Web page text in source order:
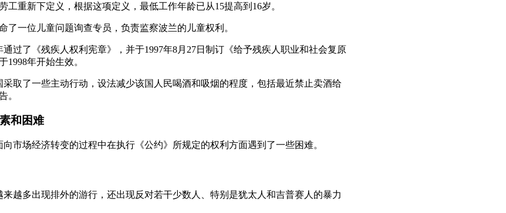
工重新下定义，根据这项定义，最低工作年龄已从15提高到16岁。
了一位儿童问题询查专员，负责监察波兰的儿童权利。
通过了《残疾人权利宪章》，并于1997年8月27日制订《给予残疾人职业和社会复原
1998年开始生效。
采取了一些主动行动，设法减少该国人民喝酒和吸烟的程度，包括最近禁止卖酒给
。
和困难
市场经济转变的过程中在执行《公约》所规定的权利方面遇到了一些困难。
来越多出现排外的游行，还出现反对若干少数人、特别是犹太人和吉普赛人的暴力